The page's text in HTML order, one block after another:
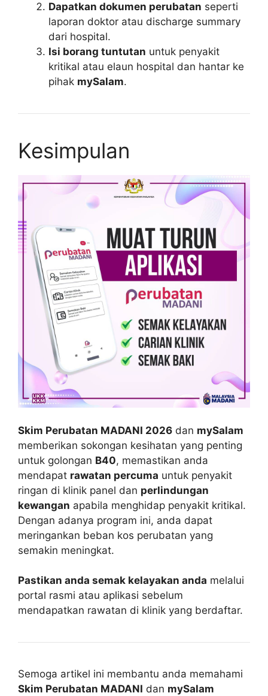
Dapatkan dokumen perubatan seperti
laporan doktor atau discharge summary
dari hospital.
Isi borang tuntutan untuk penyakit
kritikal atau elaun hospital dan hantar ke
pihak mySalam.
Kesimpulan
Skim Perubatan MADANI 2026 dan mySalam
memberikan sokongan kesihatan yang penting
untuk golongan B40, memastikan anda
mendapat rawatan percuma untuk penyakit
ringan di klinik panel dan perlindungan
kewangan apabila menghidap penyakit kritikal.
Dengan adanya program ini, anda dapat
meringankan beban kos perubatan yang
semakin meningkat.
Pastikan anda semak kelayakan anda melalui
portal rasmi atau aplikasi sebelum
mendapatkan rawatan di klinik yang berdaftar.
Semoga artikel ini membantu anda memahami
Skim Perubatan MADANI dan mySalam